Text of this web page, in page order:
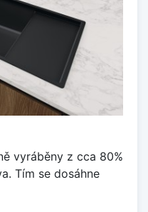
vyráběny z cca 80%
Tím se dosáhne